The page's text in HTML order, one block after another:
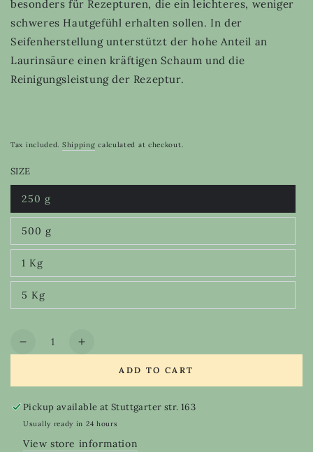
besonders für Rezepturen, die ein leichteres, weniger
schweres Hautgefühl erhalten sollen. In der
Seifenherstellung unterstützt der hohe Anteil an
Laurinsäure einen kräftigen Schaum und die
Reinigungsleistung der Rezeptur.
Tax included. Shipping calculated at checkout.
SIZE
250 g
Variant
sold
or
unavailable
500 g
Variant
sold
or
unavailable
1 Kg
Variant
sold
or
unavailable
5 Kg
Variant
sold
unavailable
Quantity
Decrease
oil
refined
Increase
oil
refined
ADD TO CART
Pickup available atStuttgarter str. 163
Usually ready in 24 hours
View store information